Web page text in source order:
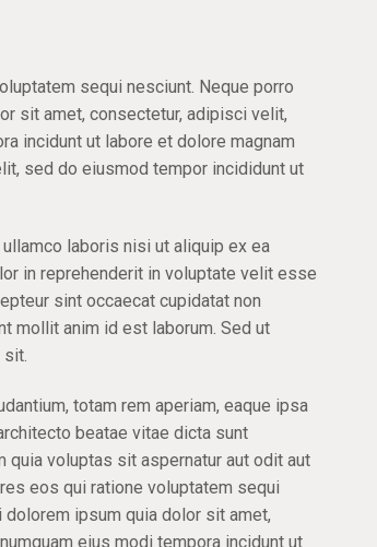
sequi nesciunt. Neque porro
sit amet, consectetur, adipisci velit,
incidunt ut labore et dolore magnam
sed do eiusmod tempor incididunt ut
laboris nisi ut aliquip ex ea
in reprehenderit in voluptate velit esse
sint occaecat cupidatat non
mollit anim id est laborum. Sed ut
sit.
totam rem aperiam, eaque ipsa
beatae vitae dicta sunt
voluptas sit aspernatur aut odit aut
eos qui ratione voluptatem sequi
ipsum quia dolor sit amet,
eius modi tempora incidunt ut